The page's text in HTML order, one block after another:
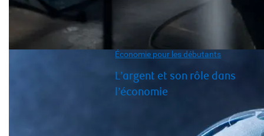
Économie pour les débutants
L’argent et son rôle dans
l’économie